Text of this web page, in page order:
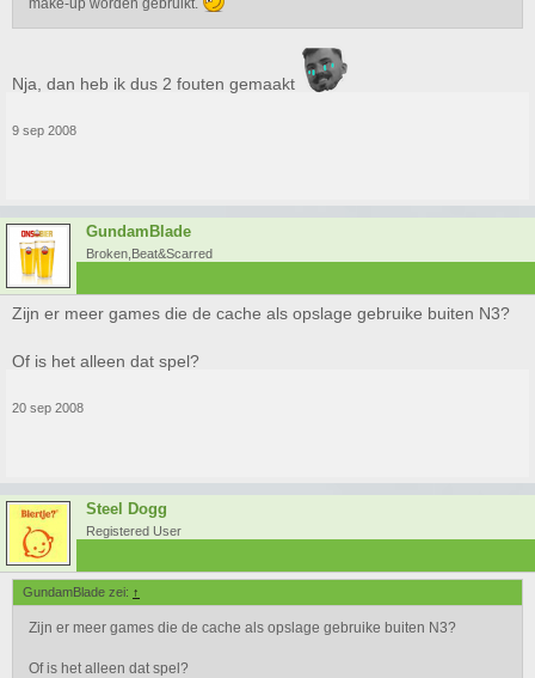
make-up worden gebruikt.
Nja, dan heb ik dus 2 fouten gemaakt
9 sep 2008
GundamBlade
Broken,Beat&Scarred
Zijn er meer games die de cache als opslage gebruike buiten N3?
Of is het alleen dat spel?
20 sep 2008
Steel Dogg
Registered User
GundamBlade zei: ↑
Zijn er meer games die de cache als opslage gebruike buiten N3?
Of is het alleen dat spel?